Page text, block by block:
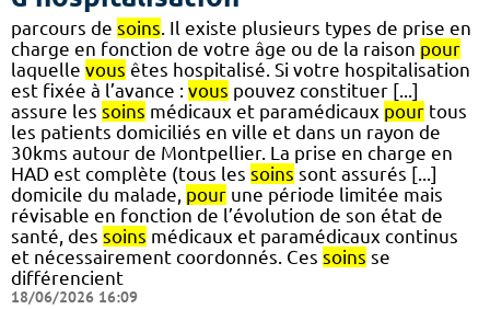
parcours de soins. Il existe plusieurs types de prise en
charge en fonction de votre âge ou de la raison pour
laquelle vous êtes hospitalisé. Si votre hospitalisation
est fixée à l’avance : vous pouvez constituer [...]
assure les soins médicaux et paramédicaux pour tous
les patients domiciliés en ville et dans un rayon de
30kms autour de Montpellier. La prise en charge en
HAD est complète (tous les soins sont assurés [...]
domicile du malade, pour une période limitée mais
révisable en fonction de l’évolution de son état de
santé, des soins médicaux et paramédicaux continus
et nécessairement coordonnés. Ces soins se
différencient
18/06/2026 16:09